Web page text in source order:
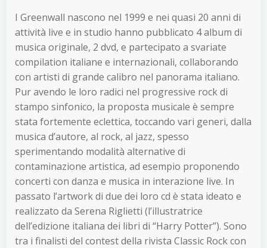
I Greenwall nascono nel 1999 e nei quasi 20 anni di
attività live e in studio hanno pubblicato 4 album di
musica originale, 2 dvd, e partecipato a svariate
compilation italiane e internazionali, collaborando
con artisti di grande calibro nel panorama italiano.
Pur avendo le loro radici nel progressive rock di
stampo sinfonico, la proposta musicale è sempre
stata fortemente eclettica, toccando vari generi, dalla
musica d’autore, al rock, al jazz, spesso
sperimentando modalità alternative di
contaminazione artistica, ad esempio proponendo
concerti con danza e musica in interazione live. In
passato l’artwork di due dei loro cd è stata ideato e
realizzato da Serena Riglietti (l’illustratrice
dell’edizione italiana dei libri di “Harry Potter”). Sono
tra i finalisti del contest della rivista Classic Rock con